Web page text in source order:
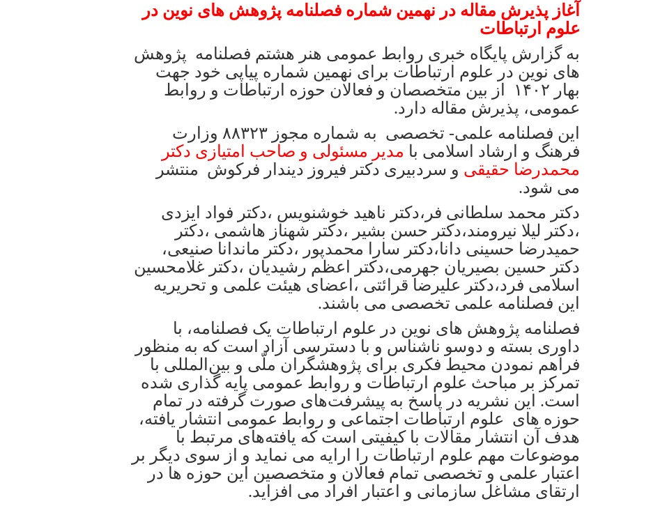
آغاز پذیرش مقاله در نهمین شماره فصلنامه پژوهش های نوین در
علوم ارتباطات
به گزارش پایگاه خبری روابط عمومی هنر هشتم فصلنامه پژوهش
های نوین در علوم ارتباطات برای نهمین شماره پیاپی خود جهت
بهار ۱۴۰۲ از بین متخصصان و فعالان حوزه ارتباطات و روابط
عمومی، پذیرش مقاله دارد.
این فصلنامه علمی- تخصصی به شماره مجوز ۸۸۳۲۳ وزارت
فرهنگ و ارشاد اسلامی با مدیر مسئولی و صاحب امتیازی دکتر
محمدرضا حقیقی و سردبیری دکتر فیروز دیندار فرکوش منتشر
می شود.
دکتر محمد سلطانی فر،دکتر ناهید خوشنویس ،دکتر فواد ایزدی
،دکتر لیلا نیرومند،دکتر حسن بشیر ،دکتر شهناز هاشمی ،دکتر
حمیدرضا حسینی دانا،دکتر سارا محمدپور ،دکتر ماندانا صنیعی،
دکتر حسین بصیریان جهرمی،دکتر اعظم رشیدیان ،دکتر غلامحسین
اسلامی فرد،دکتر علیرضا قرائتی ،اعضای هیئت علمی و تحریریه
این فصلنامه علمی تخصصی می باشند.
فصلنامه پژوهش های نوین در علوم ارتباطات یک فصلنامه، با
داوری بسته و دوسو ناشناس و با دسترسی آزاد است که به منظور
فراهم نمودن محیط فکری برای پژوهشگران ملّی و بین‌المللی با
تمرکز بر مباحث علوم ارتباطات و روابط عمومی پایه گذاری شده
است. این نشریه در پاسخ به پیشرفت‌های صورت گرفته در تمام
حوزه های علوم ارتباطات اجتماعی و روابط عمومی انتشار یافته،
هدف آن انتشار مقالات با کیفیتی است که یافته‌های مرتبط با
موضوعات مهم علوم ارتباطات را ارایه می‌ نماید و از سوی دیگر بر
اعتبار علمی و تخصصی تمام فعالان و متخصصین این حوزه ها در
ارتقای مشاغل سازمانی و اعتبار افراد می افزاید.